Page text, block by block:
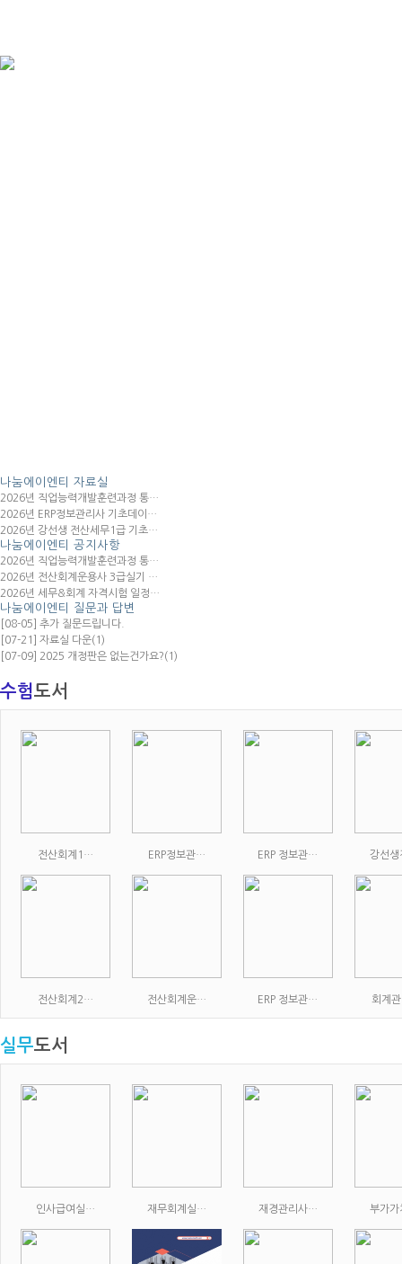
나눔에이엔티 자료실
2026년 직업능력개발훈련과정 통…
2026년 ERP정보관리사 기초데이…
2026년 강선생 전산세무1급 기초…
나눔에이엔티 공지사항
2026년 직업능력개발훈련과정 통…
2026년 전산회계운용사 3급실기 …
2026년 세무&회계 자격시험 일정…
나눔에이엔티 질문과 답변
[08-05] 추가 질문드립니다.
[07-21] 자료실 다운(1)
[07-09] 2025 개정판은 없는건가요?(1)
수험도서
전산회계1… ERP정보관… ERP 정보관… 강선
전산회계2… 전산회계운… ERP 정보관… 회계
실무도서
인사급여실… 재무회계실… 재경관리사… 부가